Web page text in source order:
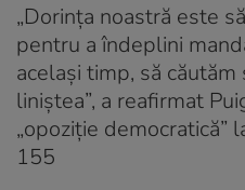
„Dorința noastră este
pentru a îndeplini
același timp, să
liniștea”, a reafirmat
„opoziție democratică”
155